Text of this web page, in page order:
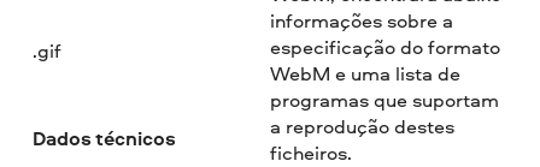
.gif
Dados técnicos
informações sobre a
especificação do formato
WebM e uma lista de
programas que suportam
a reprodução destes
ficheiros.